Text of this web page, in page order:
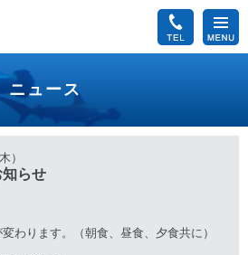
ニュース
らせ
）
わります。（朝食、昼食、夕食共に）